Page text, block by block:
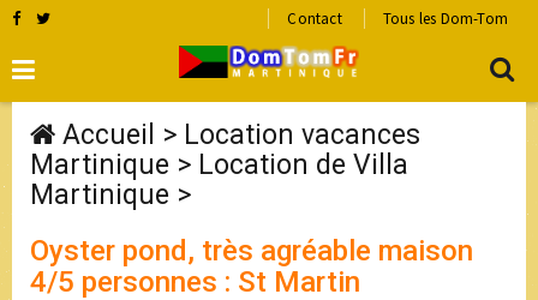
Contact Tous les Dom-Tom
Accueil > Location vacances
Martinique > Location de Villa
Martinique >
Oyster pond, très agréable maison
4/5 personnes : St Martin